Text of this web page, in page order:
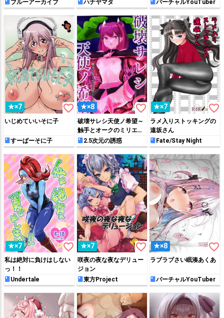
ブルーアーカイブ ハナヤマタ バーチャルYouTuber
★×7 favorite_border
いじめていいそに子
すーぱーそに子
★×8 favorite_border
破壊サレシ天使ノ希望～
触手とオークのミリエラ
陵辱編～
2.5次元の誘惑
★×7 favorite_border
ラメ入りストッキングの
遠坂さん
Fate/Stay Night
★×7 favorite_border
私は絶対に負けはしない
っ！！
Undertale
★×7 favorite_border
咲夜の夜な夜なデリュー
ジョン
東方Project
★×8 favorite_border
ラブラブさい眠湊あくあ
バーチャルYouTuber